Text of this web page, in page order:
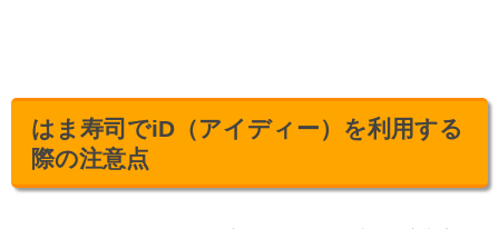
はま寿司でiD（アイディー）を利用する
際の注意点